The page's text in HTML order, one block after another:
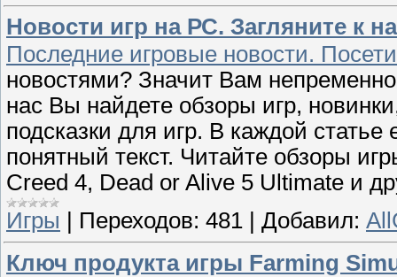
Новости игр на РС. Загляните к
Последние игровые новости.
новостями? Значит Вам
нас Вы найдете обзоры игр,
подсказки для игр. В каждой
понятный текст. Читайте обзоры
Creed 4, Dead or Alive 5 Ultimate и
Игры
Переходов: 481 Добавил:
Ключ продукта игры Farming